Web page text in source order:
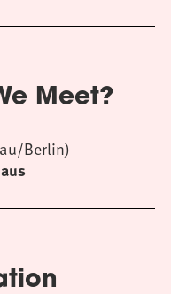
Meet?
Berlin)